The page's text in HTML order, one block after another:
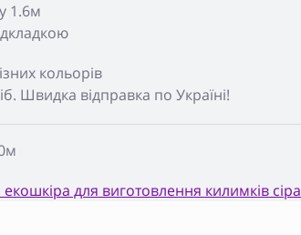
1.6м
кольорів
Швидка відправка по Україні!
для виготовлення килимків сіра